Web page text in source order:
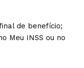
de benefício;
Meu INSS ou no